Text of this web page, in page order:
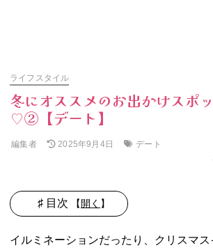
ライフスタイル
冬にオススメのお出かけスポ
♡②【デート】
編集者 2025年9月4日 デート
♯ 目次 【開く 】
高尾山
イルミネーションだったり、クリスマ